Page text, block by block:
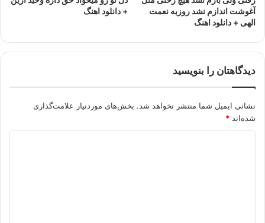
آغوشت اندازم نشد روزبه نعمت
الهی + دانلود اهنگ
+ دانلود اهنگ
دیدگاهتان را بنویسید
نشانی ایمیل شما منتشر نخواهد شد. بخش‌های موردنیاز علامت‌گذاری
شده‌اند *